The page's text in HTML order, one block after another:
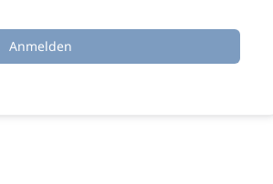
Anmelden